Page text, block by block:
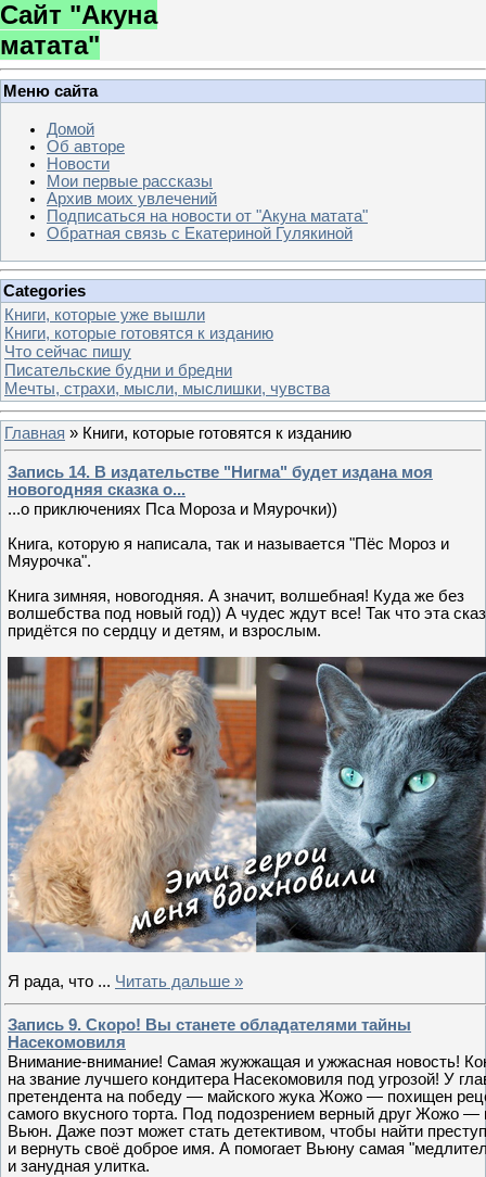
Сайт "Акуна
матата"
Меню сайта
Домой
Об авторе
Новости
Мои первые рассказы
Архив моих увлечений
Подписаться на новости от "Акуна матата"
Обратная связь с Екатериной Гулякиной
Categories
Книги, которые уже вышли
Книги, которые готовятся к изданию
Что сейчас пишу
Писательские будни и бредни
Мечты, страхи, мысли, мыслишки, чувства
Главная » Книги, которые готовятся к изданию
Запись 14. В издательстве "Нигма" будет издана моя
новогодняя сказка о...
...о приключениях Пса Мороза и Мяурочки))
Книга, которую я написала, так и называется "Пёс Мороз и
Мяурочка".
Книга зимняя, новогодняя. А значит, волшебная! Куда же без
волшебства под новый год)) А чудес ждут все! Так что эта
придётся по сердцу и детям, и взрослым.
Я рада, что ... Читать дальше »
Запись 9. Скоро! Вы станете обладателями тайны
Насекомовиля
Внимание-внимание! Самая жужжащая и ужжасная новость!
на звание лучшего кондитера Насекомовиля под угрозой! У
претендента на победу — майского жука Жожо — похищен
самого вкусного торта. Под подозрением верный друг Жожо —
Вьюн. Даже поэт может стать детективом, чтобы найти
и вернуть своё доброе имя. А помогает Вьюну самая
и занудная улитка.